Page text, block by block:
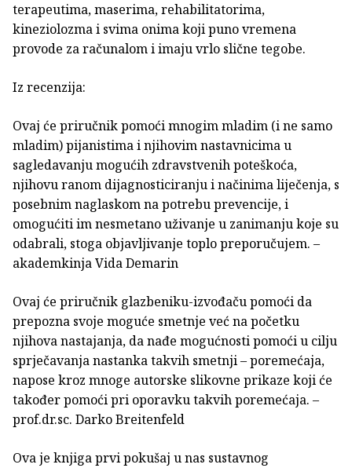
terapeutima, maserima, rehabilitatorima,
kineziolozma i svima onima koji puno vremena
provode za računalom i imaju vrlo slične tegobe.
Iz recenzija:
Ovaj će priručnik pomoći mnogim mladim (i ne samo
mladim) pijanistima i njihovim nastavnicima u
sagledavanju mogućih zdravstvenih poteškoća,
njihovu ranom dijagnosticiranju i načinima liječenja, s
posebnim naglaskom na potrebu prevencije, i
omogućiti im nesmetano uživanje u zanimanju koje su
odabrali, stoga objavljivanje toplo preporučujem. –
akademkinja Vida Demarin
Ovaj će priručnik glazbeniku-izvođaču pomoći da
prepozna svoje moguće smetnje već na početku
njihova nastajanja, da nađe mogućnosti pomoći u cilju
sprječavanja nastanka takvih smetnji – poremećaja,
napose kroz mnoge autorske slikovne prikaze koji će
također pomoći pri oporavku takvih poremećaja. –
prof.dr.sc. Darko Breitenfeld
Ova je knjiga prvi pokušaj u nas sustavnog